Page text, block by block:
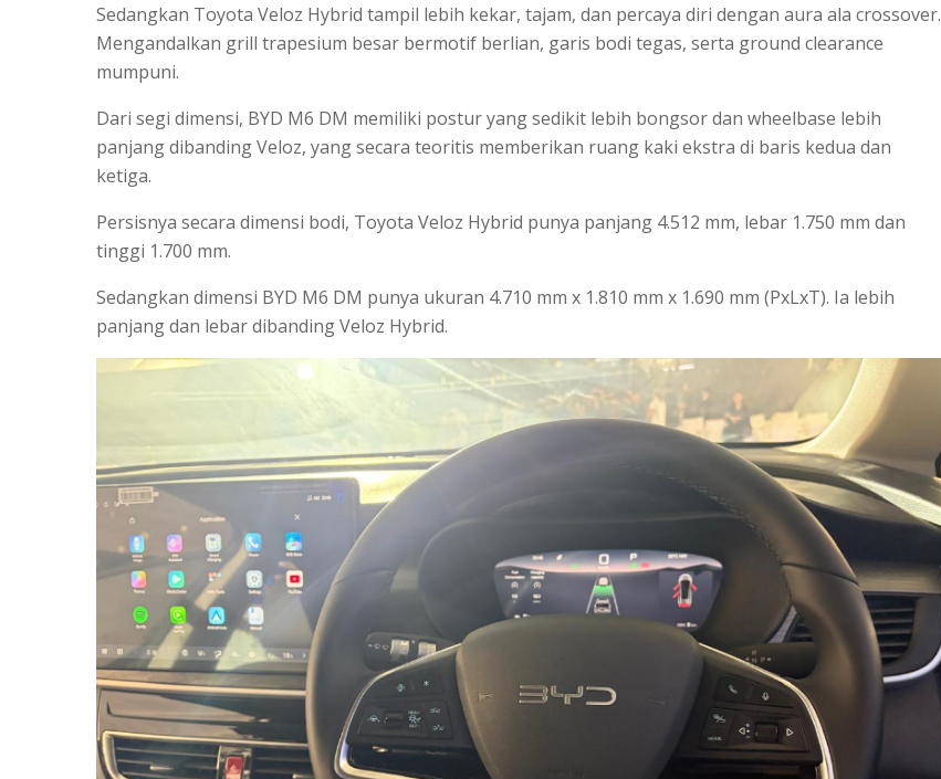
Sedangkan Toyota Veloz Hybrid tampil lebih kekar, tajam, dan percaya diri dengan aura ala crossover.
Mengandalkan grill trapesium besar bermotif berlian, garis bodi tegas, serta ground clearance
mumpuni.
Dari segi dimensi, BYD M6 DM memiliki postur yang sedikit lebih bongsor dan wheelbase lebih
panjang dibanding Veloz, yang secara teoritis memberikan ruang kaki ekstra di baris kedua dan
ketiga.
Persisnya secara dimensi bodi, Toyota Veloz Hybrid punya panjang 4.512 mm, lebar 1.750 mm dan
tinggi 1.700 mm.
Sedangkan dimensi BYD M6 DM punya ukuran 4.710 mm x 1.810 mm x 1.690 mm (PxLxT). Ia lebih
panjang dan lebar dibanding Veloz Hybrid.